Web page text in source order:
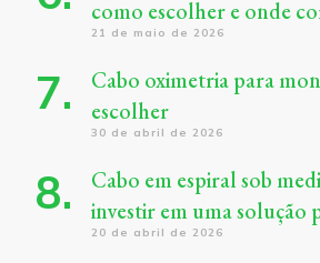
como escolher e onde
21 de maio de 2026
Cabo oximetria para
escolher
30 de abril de 2026
Cabo em espiral sob
investir em uma solução
20 de abril de 2026